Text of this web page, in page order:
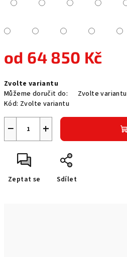
od 64 850 Kč
cena:
Zvolte variantu
Můžeme doručit do:
Zvolte variantu
Kód: Zvolte variantu
+
−
Zeptat se Sdílet